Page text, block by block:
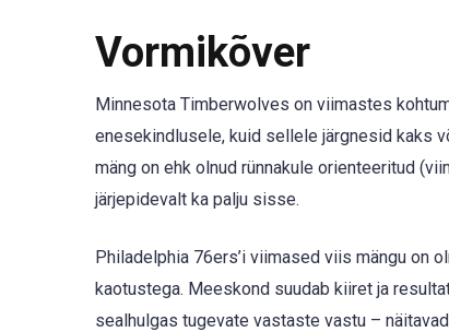
Vormikõver
Minnesota Timberwolves on viimastes
enesekindlusele, kuid sellele järgnesid kaks
mäng on ehk olnud rünnakule orienteeritud
järjepidevalt ka palju sisse.
Philadelphia 76ers’i viimased viis mängu on
kaotustega. Meeskond suudab kiiret ja
sealhulgas tugevate vastaste vastu –